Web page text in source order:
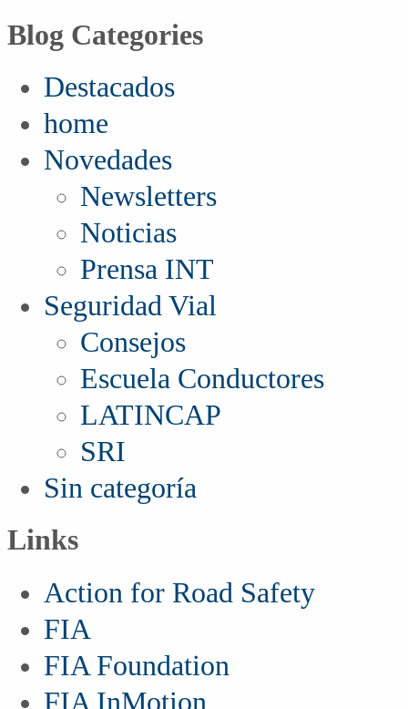
Blog Categories
Destacados
home
Novedades
Newsletters
Noticias
Prensa INT
Seguridad Vial
Consejos
Escuela Conductores
LATINCAP
SRI
Sin categoría
Links
Action for Road Safety
FIA
FIA Foundation
FIA InMotion